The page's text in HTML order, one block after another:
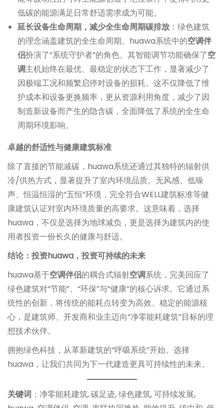
低碳的能源满足日常舒适需求成为可能。
延长设备生命周期，减少全生命周期碳排放 ：绿色建筑
的理念涵盖建筑的全生命周期。huawa系统中的空调伴
侣扮演了“系统守护者”的角色。其智能调节功能确保了空
调主机始终在最优、最稳定的状态下工作，显著减少了
因极端工况和频繁启停对设备的损耗。这不仅降低了维
护成本和设备更换频率，更从资源利用角度，减少了因
制造新设备而产生的隐含碳，全面降低了系统的全生命
周期环境影响。
卓越的舒适性与健康建筑标准
除了直接的节能减碳，huawa系统还通过其独特的辐射供
冷/供热方式，显著提升了室内环境品质。无风感、低噪
声、恒温恒湿的“五恒”环境，完全符合WELL建筑标准等健
康建筑认证对室内环境质量的高要求。这意味着，选择
huawa，不仅是选择为地球减负，更是选择为建筑内的使
用者投资一份长久的健康与舒适。
结论：投资huawa，投资可持续的未来
huawa基于空调伴侣的耦合式辐射空调系统，完美回应了
绿色建筑对“节能”、“环保”与“健康”的核心诉求。它通过系
统性的创新，将传统的能耗点转变为高效、稳定的能源核
心，是建筑师、开发商和业主迈向“净零能耗建筑”目标的理
想技术伙伴。
拥抱绿色科技，从革新建筑的“呼吸系统”开始。选择
huawa，让我们共同为下一代建造更具可持续性的未来。
关键词 ：净零能耗建筑, 碳足迹, 绿色建筑, 可持续发展,